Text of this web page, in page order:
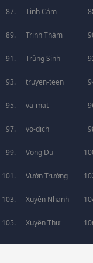
Tình Cảm
Trinh Thám
Trùng Sinh
truyen-teen
va-mat
vo-dich
Vong Du
Vườn Trường
Xuyên Nhanh
Xuyên Thư